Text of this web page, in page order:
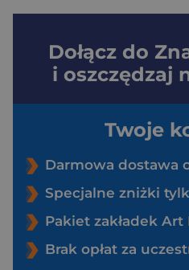
Dołącz do
i oszczędzaj
Twoje
Darmowa dostawa
Specjalne zniżki
Pakiet zakładek Art
Brak opłat za